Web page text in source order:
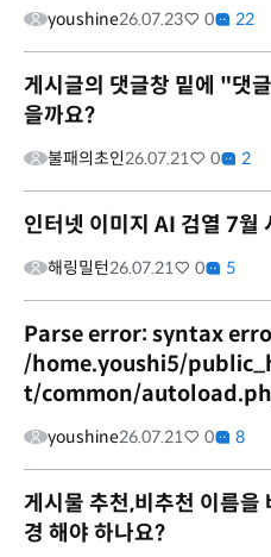
youshine26.07.23 0 22
게시글의 댓글창 밑에 "댓
을까요?
불패의초인26.07.21 0 2
인터넷 이미지 AI 검열 7월
해링밀턴26.07.21 0 5
Parse error: syntax
/home.youshi5/
t/common/
youshine26.07.21 0 8
게시물 추천,비추천 이름을
경 해야 하나요?